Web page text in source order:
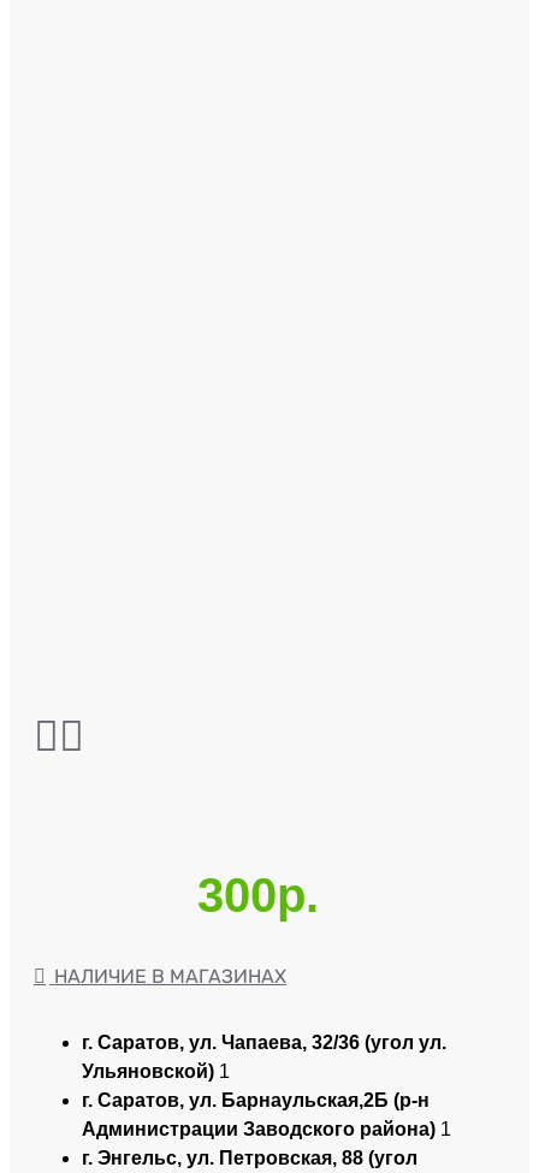
300р.
НАЛИЧИЕ В МАГАЗИНАХ
г. Саратов, ул. Чапаева, 32/36 (угол ул.
Ульяновской) 1
г. Саратов, ул. Барнаульская,2Б (р-н
Администрации Заводского района) 1
г. Энгельс, ул. Петровская, 88 (угол